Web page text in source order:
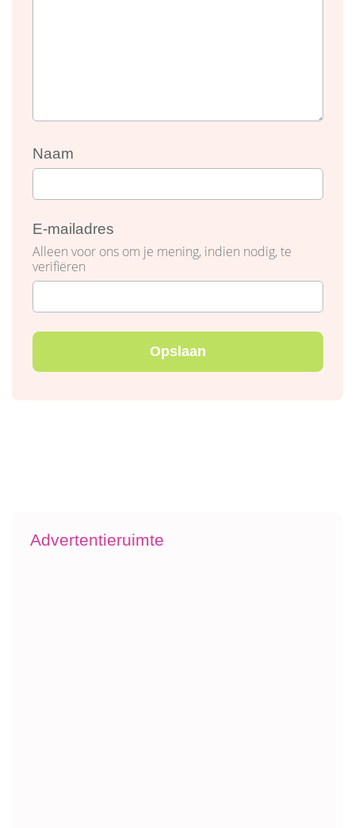
Naam
E-mailadres
Alleen voor ons om je mening, indien nodig, te
verifiëren
Advertentieruimte